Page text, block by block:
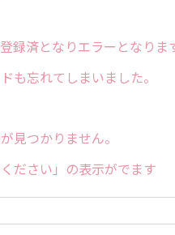
録済となりエラーとなりま
も忘れてしまいました。
見つかりません。
ださい」の表示がでます